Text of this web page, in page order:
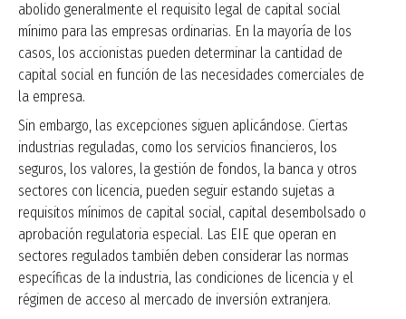
abolido generalmente el requisito legal de capital social
mínimo para las empresas ordinarias. En la mayoría de los
casos, los accionistas pueden determinar la cantidad de
capital social en función de las necesidades comerciales de
la empresa.
Sin embargo, las excepciones siguen aplicándose. Ciertas
industrias reguladas, como los servicios financieros, los
seguros, los valores, la gestión de fondos, la banca y otros
sectores con licencia, pueden seguir estando sujetas a
requisitos mínimos de capital social, capital desembolsado o
aprobación regulatoria especial. Las EIE que operan en
sectores regulados también deben considerar las normas
específicas de la industria, las condiciones de licencia y el
régimen de acceso al mercado de inversión extranjera.